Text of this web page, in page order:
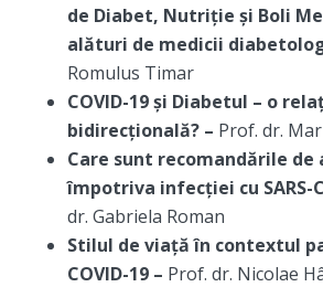
de Diabet, Nutriție și Boli
alături de medicii
Romulus Timar
COVID-19 și Diabetul – o
bidirecțională? – Prof. dr.
Care sunt recomandările de
împotriva infecției cu SARS-
dr. Gabriela Roman
Stilul de viață în contextul
COVID-19 – Prof. dr. Nicolae